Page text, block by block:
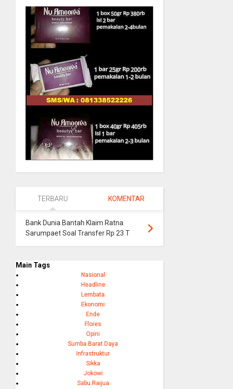
TERBARU KOMENTAR
Bank Dunia Bantah Klaim Ratna
Sarumpaet Soal Transfer Rp 23 T
Main Tags
Nasional
Headline
Lembata
Ekonomi
Ende
Flores
Opini
Sumba Barat Daya
Infrastruktur
Sikka
Jokowi
Sabu Raijua